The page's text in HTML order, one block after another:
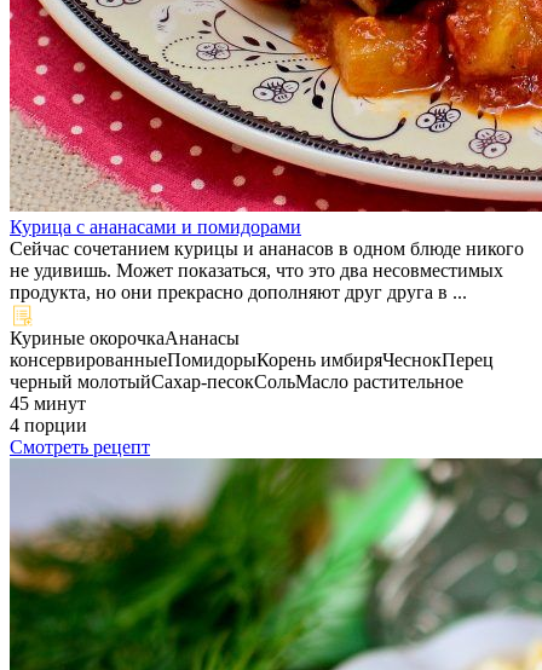
Курица с ананасами и помидорами
Сейчас сочетанием курицы и ананасов в одном блюде никого
не удивишь. Может показаться, что это два несовместимых
продукта, но они прекрасно дополняют друг друга в ...
Куриные окорочкаАнанасы
консервированныеПомидорыКорень имбиряЧеснокПерец
черный молотыйСахар-песокСольМасло растительное
45 минут
4 порции
Смотреть рецепт